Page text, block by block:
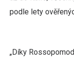
podle lety
„Díky